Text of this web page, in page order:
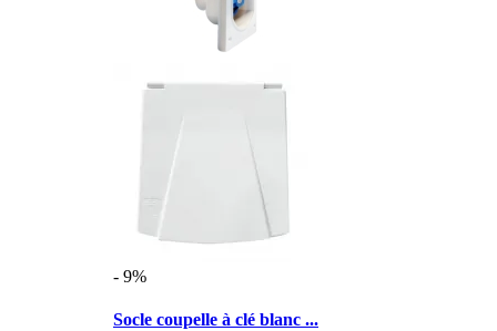
- 9%
Socle coupelle à clé blanc ...